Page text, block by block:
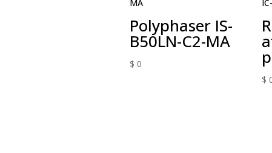
Polyphaser IS-
B50LN-C2-MA
$ 0
$